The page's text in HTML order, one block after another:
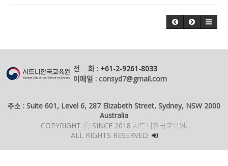
전 화 : +61-2-9261-8033
이메일 : consyd7@gmail.com
주소 : Suite 601, Level 6, 287 Elizabeth Street, Sydney, NSW 2000
Australia
COPYRIGHT ⓒ SINCE 2018 시드니한국교육원.
ALL RIGHTS RESERVED.